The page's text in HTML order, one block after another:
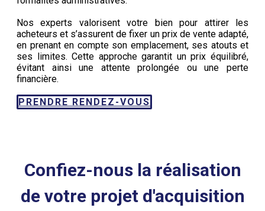
Nos experts valorisent votre bien pour attirer les
acheteurs et s’assurent de fixer un prix de vente adapté,
en prenant en compte son emplacement, ses atouts et
ses limites. Cette approche garantit un prix équilibré,
évitant ainsi une attente prolongée ou une perte
financière.
PRENDRE RENDEZ-VOUS
Confiez-nous la réalisation
de votre projet d'acquisition